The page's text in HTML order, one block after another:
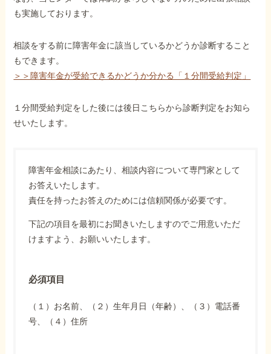
も実施しております。
相談をする前に障害年金に該当しているかどうか診断すること
もできます。
＞＞障害年金が受給できるかどうか分かる「１分間受給判定」
１分間受給判定をした後には後日こちらから診断判定をお知ら
せいたします。
障害年金相談にあたり、相談内容について専門家として
お答えいたします。
責任を持ったお答えのためには信頼関係が必要です。
下記の項目を最初にお聞きいたしますのでご用意いただ
けますよう、お願いいたします。
必須項目
（１）お名前、（２）生年月日（年齢）、（３）電話番
号、（４）住所